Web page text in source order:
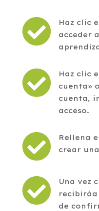

Haz clic
acceder

Haz clic
cuenta»
cuenta,
acceso.

Rellena
crear

Una vez
de